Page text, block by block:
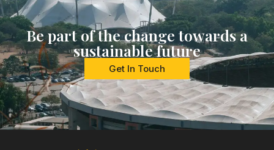
Be part of the change towards a
sustainable future
Get In Touch